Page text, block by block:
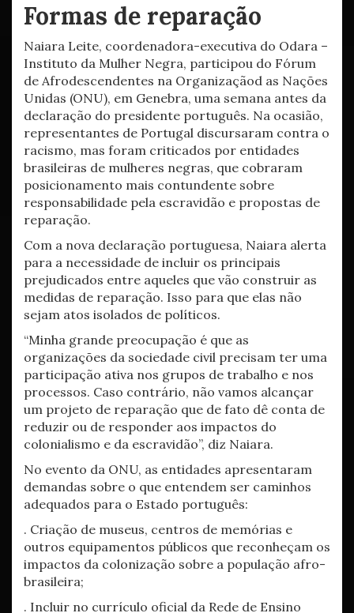
Formas de reparação
Naiara Leite, coordenadora-executiva do Odara –
Instituto da Mulher Negra, participou do Fórum
de Afrodescendentes na Organizaçãod as Nações
Unidas (ONU), em Genebra, uma semana antes da
declaração do presidente português. Na ocasião,
representantes de Portugal discursaram contra o
racismo, mas foram criticados por entidades
brasileiras de mulheres negras, que cobraram
posicionamento mais contundente sobre
responsabilidade pela escravidão e propostas de
reparação.
Com a nova declaração portuguesa, Naiara alerta
para a necessidade de incluir os principais
prejudicados entre aqueles que vão construir as
medidas de reparação. Isso para que elas não
sejam atos isolados de políticos.
“Minha grande preocupação é que as
organizações da sociedade civil precisam ter uma
participação ativa nos grupos de trabalho e nos
processos. Caso contrário, não vamos alcançar
um projeto de reparação que de fato dê conta de
reduzir ou de responder aos impactos do
colonialismo e da escravidão”, diz Naiara.
No evento da ONU, as entidades apresentaram
demandas sobre o que entendem ser caminhos
adequados para o Estado português:
. Criação de museus, centros de memórias e
outros equipamentos públicos que reconheçam os
impactos da colonização sobre a população afro-
brasileira;
. Incluir no currículo oficial da Rede de Ensino